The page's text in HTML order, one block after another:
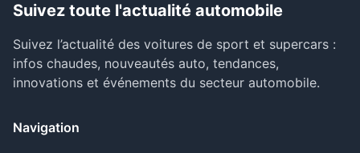
Suivez toute l'actualité automobile
Suivez l’actualité des voitures de sport et supercars :
infos chaudes, nouveautés auto, tendances,
innovations et événements du secteur automobile.
Navigation